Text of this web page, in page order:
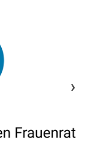
›